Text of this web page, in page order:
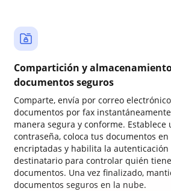
Compartición y
documentos seguros
Comparte, envía por correo
documentos por fax
manera segura y conforme. Establece
contraseña, coloca tus documentos en
encriptadas y habilita la autenticación
destinatario para controlar quién
documentos. Una vez finalizado,
documentos seguros en la nube.